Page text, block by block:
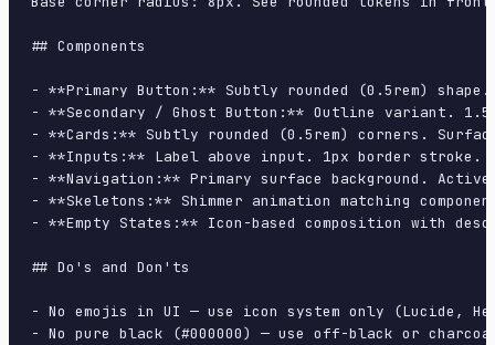
## Components
- **Primary Button:** Subtly rounded (0.5rem)
- **Secondary / Ghost Button:** Outline variant.
- **Cards:** Subtly rounded (0.5rem) corners.
- **Inputs:** Label above input. 1px border
- **Navigation:** Primary surface background.
- **Skeletons:** Shimmer animation matching
- **Empty States:** Icon-based composition with
## Do's and Don'ts
- No emojis in UI — use icon system only (Lucide,
- No pure black (#000000) — use off-black or